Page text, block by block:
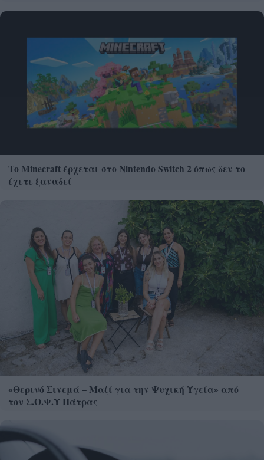
Το Minecraft έρχεται στο Nintendo Switch 2 όπως δεν το
έχετε ξαναδεί
«Θερινό Σινεμά – Μαζί για την Ψυχική Υγεία» από
τον Σ.Ο.Ψ.Υ Πάτρας